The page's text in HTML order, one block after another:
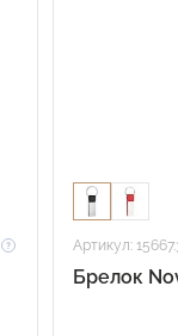
Артикул:
Брелок